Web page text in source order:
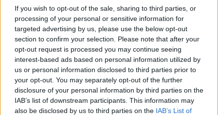
If you wish to opt-out of the sale, sharing to third parties, or
processing of your personal or sensitive information for
targeted advertising by us, please use the below opt-out
section to confirm your selection. Please note that after your
opt-out request is processed you may continue seeing
interest-based ads based on personal information utilized by
us or personal information disclosed to third parties prior to
your opt-out. You may separately opt-out of the further
disclosure of your personal information by third parties on the
IAB’s list of downstream participants. This information may
also be disclosed by us to third parties on the IAB’s List of
Mappa
VENDESI in via Pasquale Andiloro, appartamento panoramico,
completamente ristrutturato, secondo piano di 100 mq circa con
annesso lastrico solare di 200 mq circa di proprietà esclusiva,
composto da: ingresso, cucina-soggiorno, 2 camere, bagno,
ripostiglio e ampio balcone. Richiesta 110 000 euro. Per
informazioni chiamare l'agente Paolo Scaramuzzino 3466411033
Piano
2° Piano
Disponibilità
Libero
Camere